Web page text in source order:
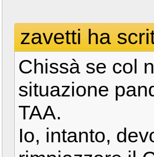
zavetti ha
Chissà se col
situazione
TAA.
Io, intanto,